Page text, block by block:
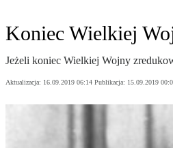
Koniec Wielkiej
Jeżeli koniec Wielkiej Wojny
Aktualizacja: 16.09.2019 06:14 Publikacja: 15.09.2019